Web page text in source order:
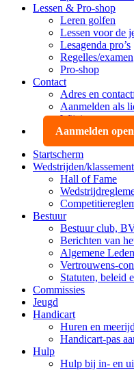
Lessen & Pro-shop
Leren golfen
Lessen voor de
Lesagenda pro’s
Regelles/examen
Pro-shop
Contact
Adres en
Aanmelden als
Wijzigen,
Aanmelden
Startscherm
Wedstrijden/
Hall of Fame
Bestuur
Bestuur club,
Berichten van
Algemene
Vertrouwens-
Statuten, beleid
Commissies
Jeugd
Handicart
Huren en
Handicart-pas
Hulp
Hulp bij in- en